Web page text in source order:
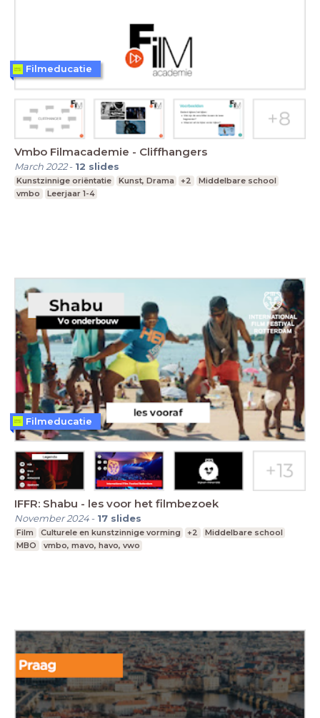
Vmbo Filmacademie - Cliffhangers
March 2022- 12 slides
Kunstzinnige oriëntatie Kunst, Drama +2
Middelbare school
vmbo
Leerjaar 1-4
Filmeducatie
IFFR: Shabu - les voor het filmbezoek
November 2024- 17 slides
Film Culturele en kunstzinnige vorming +2
Middelbare school
MBO
vmbo, mavo, havo, vwo
Filmeducatie